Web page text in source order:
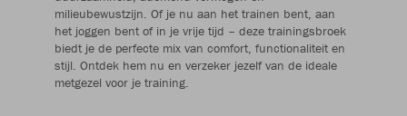
milieubewustzijn. Of je nu aan het trainen bent, aan
het joggen bent of in je vrije tijd – deze trainingsbroek
biedt je de perfecte mix van comfort, functionaliteit en
stijl. Ontdek hem nu en verzeker jezelf van de ideale
metgezel voor je training.